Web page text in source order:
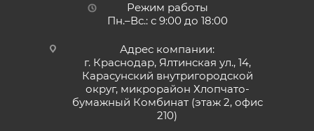
Режим работы
Пн.–Вс.: с 9:00 до 18:00
Адрес компании:
г. Краснодар, Ялтинская ул., 14,
Карасунский внутригородской
округ, микрорайон Хлопчато-
бумажный Комбинат (этаж 2, офис
210)